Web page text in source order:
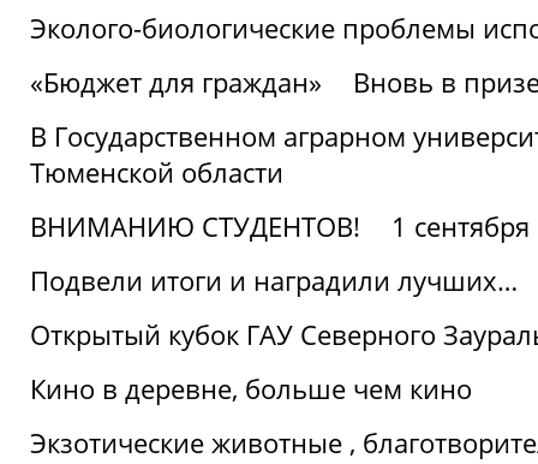
Эколого-биологические проблемы
«Бюджет для граждан»
Вновь в
В Государственном аграрном
Тюменской области
ВНИМАНИЮ СТУДЕНТОВ!
1 сентября
Подвели итоги и наградили лучших…
Открытый кубок ГАУ Северного
Кино в деревне, больше чем кино
Экзотические животные ,